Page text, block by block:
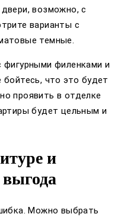
возможно, с
варианты с
темные.
фигурными филенками и
бойтесь, что это будет
проявить в отделке
будет цельным и
и
Можно выбрать